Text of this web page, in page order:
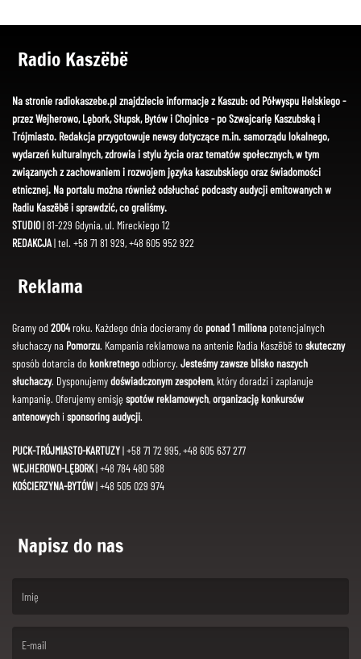
Radio Kaszëbë
Na stronie radiokaszebe.pl znajdziecie informacje z Kaszub: od Półwyspu Helskiego -
przez Wejherowo, Lębork, Słupsk, Bytów i Chojnice - po Szwajcarię Kaszubską i
Trójmiasto. Redakcja przygotowuje newsy dotyczące m.in. samorządu lokalnego,
wydarzeń kulturalnych, zdrowia i stylu życia oraz tematów społecznych, w tym
związanych z zachowaniem i rozwojem języka kaszubskiego oraz świadomości
etnicznej. Na portalu można również odsłuchać podcasty audycji emitowanych w
Radiu Kaszëbë i sprawdzić, co graliśmy.
STUDIO| 81-229 Gdynia, ul. Mireckiego 12
REDAKCJA| tel. +58 71 81 929, +48 605 952 922
Reklama
Gramy od 2004roku. Każdego dnia docieramy do ponad 1 miliona potencjalnych
słuchaczy na Pomorzu. Kampania reklamowa na antenie Radia Kaszëbë toskuteczny
sposób dotarcia dokonkretnegoodbiorcy. Jesteśmy zawsze blisko naszych
słuchaczy. Dysponujemydoświadczonym zespołem, który doradzi i zaplanuje
kampanię. Oferujemy emisję spotów reklamowych,organizację konkursów
antenowychi sponsoring audycji.
PUCK-TRÓJMIASTO-KARTUZY| +58 71 72 995, +48 605 637 277
WEJHEROWO-LĘBORK| +48 784 480 588
KOŚCIERZYNA-BYTÓW| +48 505 029 974
Napisz do nas